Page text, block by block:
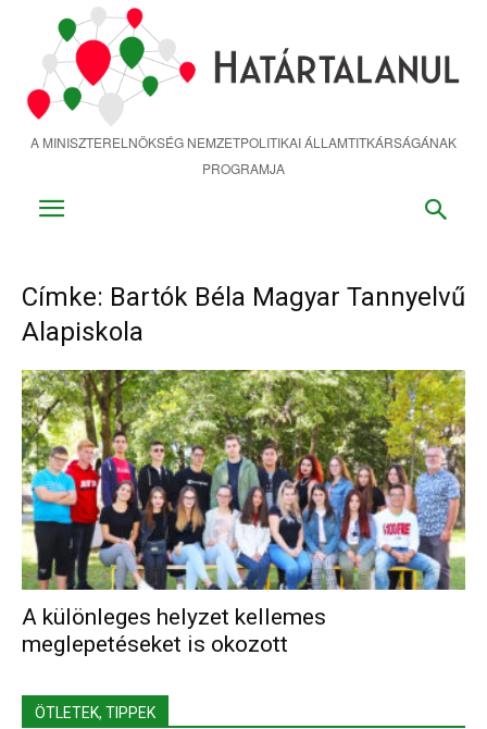
tartalomra
A MINISZTERELNÖKSÉG NEMZETPOLITIKAI ÁLLAMTITKÁRSÁGÁNAK
PROGRAMJA
Címke: Bartók Béla Magyar Tannyelvű
Alapiskola
A különleges helyzet kellemes
meglepetéseket is okozott
ÖTLETEK, TIPPEK